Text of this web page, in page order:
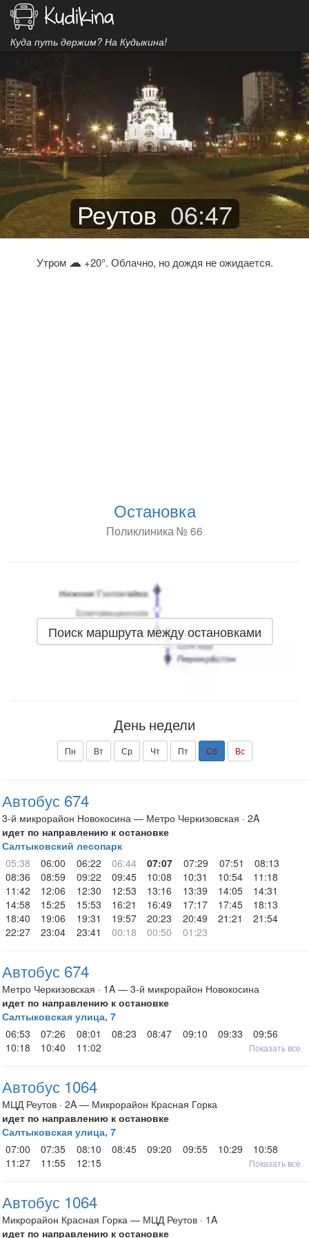
Куда путь держим? На Кудыкина!
Реутов 06:47
Утром ☁ +20°. Облачно, но дождя не ожидается.
Остановка
Поликлиника № 66
Поиск маршрута между остановками
День недели
Пн Вт Ср Чт Пт Сб Вс
Автобус 674
3-й микрорайон Новокосина — Метро Черкизовская · 2A
идет по направлению к остановке
Салтыковский лесопарк
05:38
06:00 06:22 06:44 07:07 07:29 07:51
08:13
08:36
08:59 09:22 09:45 10:08 10:31 10:54
11:18
11:42
12:06 12:30 12:53 13:16 13:39 14:05
14:31
14:58
15:25 15:53 16:21 16:49 17:17 17:45
18:13
18:40
19:06 19:31 19:57 20:23 20:49 21:21
21:54
22:27
23:04 23:41 00:18 00:50 01:23
Автобус 674
Метро Черкизовская · 1A — 3-й микрорайон Новокосина
идет по направлению к остановке
Салтыковская улица, 7
06:53
07:26 08:01 08:23 08:47 09:10 09:33
09:56
10:18
10:40 11:02 Показать все
Автобус 1064
МЦД Реутов · 2A — Микрорайон Красная Горка
идет по направлению к остановке
Салтыковская улица, 7
07:00
07:35 08:10 08:45 09:20 09:55 10:29
10:58
11:27
11:55 12:15 Показать все
Автобус 1064
Микрорайон Красная Горка — МЦД Реутов · 1A
идет по направлению к остановке